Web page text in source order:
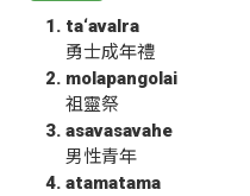
ta‘avalra
勇士成年禮
molapangolai
祖靈祭
asavasavahe
男性青年
atamatama